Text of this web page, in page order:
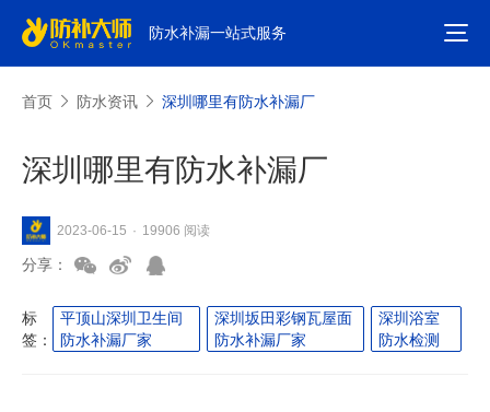
防水补漏一站式服务
首页 防水资讯 深圳哪里有防水补漏厂
深圳哪里有防水补漏厂
2023-06-15 · 19906 阅读
分享：
标
签：
平顶山深圳卫生间
防水补漏厂家
深圳坂田彩钢瓦屋面
防水补漏厂家
深圳浴室
防水检测